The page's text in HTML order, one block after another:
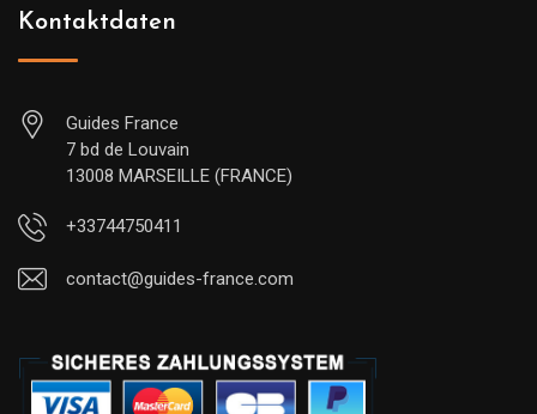
Kontaktdaten
Guides France
7 bd de Louvain
13008 MARSEILLE (FRANCE)
+33744750411
contact@guides-france.com